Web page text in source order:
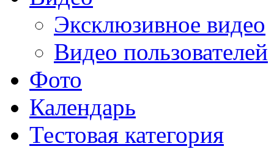
Эксклюзивное видео
Видео пользователей
Фото
Календарь
Тестовая категория